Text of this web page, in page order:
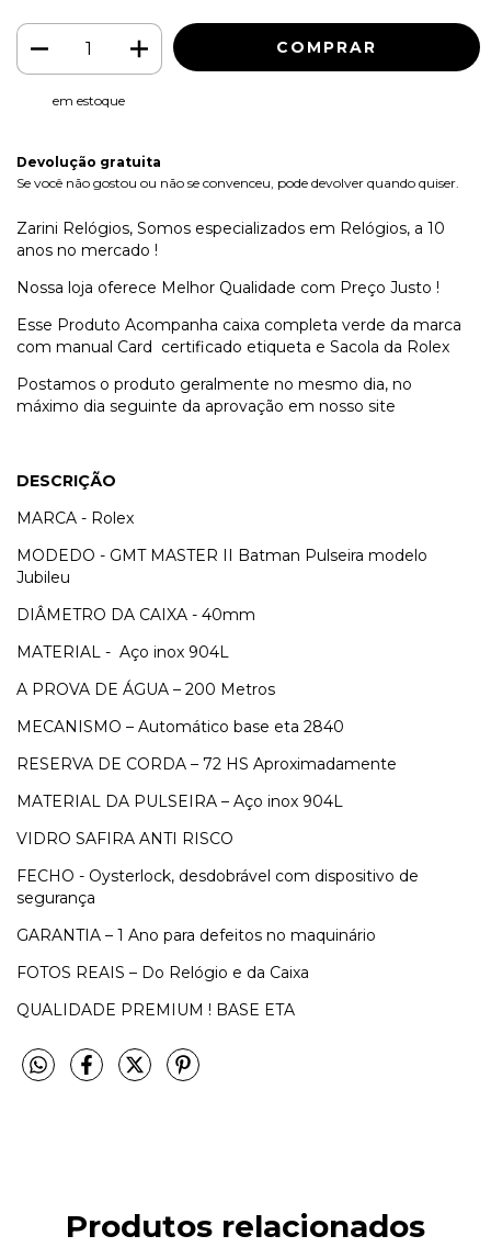
em estoque
Devolução gratuita
Se você não gostou ou não se convenceu, pode devolver quando quiser.
Zarini Relógios, Somos especializados em Relógios, a 10
anos no mercado !
Nossa loja oferece Melhor Qualidade com Preço Justo !
Esse Produto Acompanha caixa completa verde da marca
com manual Card certificado etiqueta e Sacola da Rolex
Postamos o produto geralmente no mesmo dia, no
máximo dia seguinte da aprovação em nosso site
DESCRIÇÃO
MARCA - Rolex
MODEDO - GMT MASTER II Batman Pulseira modelo
Jubileu
DIÂMETRO DA CAIXA - 40mm
MATERIAL - Aço inox 904L
A PROVA DE ÁGUA – 200 Metros
MECANISMO – Automático base eta 2840
RESERVA DE CORDA – 72 HS Aproximadamente
MATERIAL DA PULSEIRA – Aço inox 904L
VIDRO SAFIRA ANTI RISCO
FECHO - Oysterlock, desdobrável com dispositivo de
segurança
GARANTIA – 1 Ano para defeitos no maquinário
FOTOS REAIS – Do Relógio e da Caixa
QUALIDADE PREMIUM ! BASE ETA
Produtos relacionados